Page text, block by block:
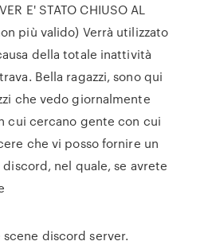
E' STATO CHIUSO AL
più valido) Verrà utilizzato
della totale inattività
Bella ragazzi, sono qui
che vedo giornalmente
cui cercano gente con cui
che vi posso fornire un
nel quale, se avrete
discord server.